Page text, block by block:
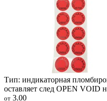
Тип: индикаторная
оставляет след OPEN VOID
от 3.00